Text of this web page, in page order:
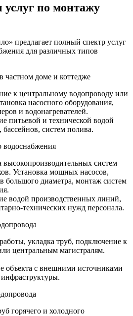
по монтажу
предлагает полный спектр услуг
для различных типов
доме и коттедже
к центральному водопроводу или
насосного оборудования,
и водонагревателей.
питьевой и технической водой
систем полива.
высокопроизводительных систем
Установка мощных насосов,
большого диаметра, монтаж систем
водой производственных линий,
технических нужд персонала.
укладка труб, подключение к
центральным магистралям.
объекта с внешними источниками
горячего и холодного